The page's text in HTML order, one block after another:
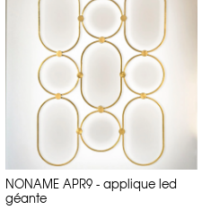
NONAME APR9 - applique led
géante